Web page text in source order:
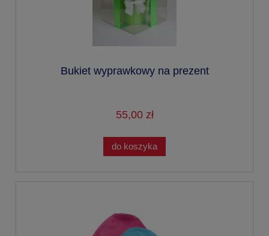
Bukiet wyprawkowy na prezent
55,00 zł
do koszyka